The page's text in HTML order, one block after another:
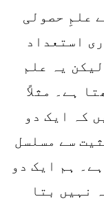
علمِ حصولی
استعداد
یہ علم
ہے۔ مثلاً
کہ ایک دو
سے مسلسل
ہم ایک دو
نہیں بتا